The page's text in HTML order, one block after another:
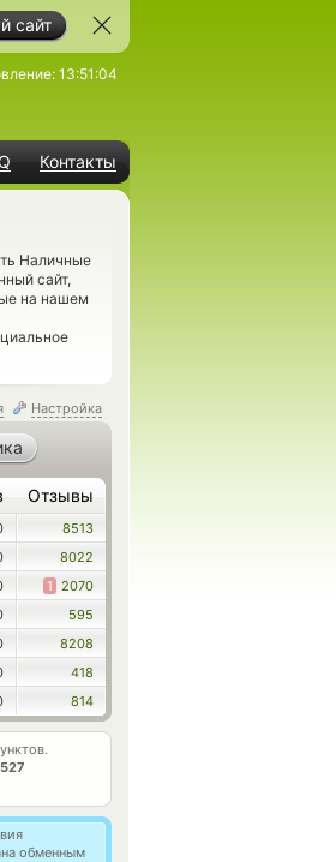
сайт
Контакты
13:51:04
Наличные
сайт,
на нашем
Настройка
Отзывы
8513
8022
1 2070
595
8208
418
814
обменным